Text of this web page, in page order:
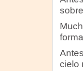
cielo